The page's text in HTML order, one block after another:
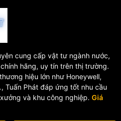
PEX Bền Bỉ
cao cấp, có khả năng chịu nhiệt
dùng.
Mỹ Cho
cung cấp vật tư ngành nước,
hãng, uy tín trên thị trường.
hiệu lớn như Honeywell,
Tuấn Phát đáp ứng tốt nhu cầu
và khu công nghiệp. Giá